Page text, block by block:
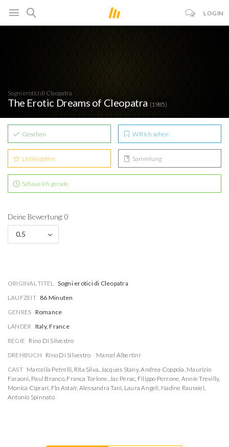
LOGIN
Sogni erotici di Cleopatra
The Erotic Dreams of Cleopatra (1985)
Gesehen Will ich sehen
Lieblingsfilm Sammlung
Schaue ich gerade
Deine Bewertung: 0
0.5
ORIGINAL TITEL Sogni erotici di Cleopatra
LAUFZEIT 86 Minuten
GENRES Romance
LÄNDER Italy, France
REGIE Rino Di Silvestro
DREHBUCH Rino Di Silvestro
Marcel Albertini
CAST Marcella Petrelli, Rita Silva, Jacques Stany,Andrea Coppola, Maurizio
Faraoni, Paul Branco, Franca Torlone,Jac Perac, Filippo Perrone, Annie Trevilly,
Monica Ciprari, Flo Astair, Alessandra Tani, Laura Angeli, Nadine Raussiel,
Antonio Spinnato